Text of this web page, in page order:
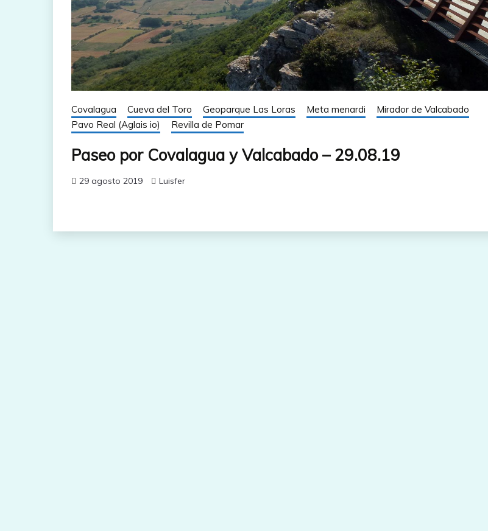
Covalagua Cueva del Toro Geoparque Las Loras Meta menardi
Mirador de Valcabado
Pavo Real (Aglais io)
Revilla de Pomar
Paseo por Covalagua y Valcabado – 29.08.19
29 agosto 2019 Luisfer